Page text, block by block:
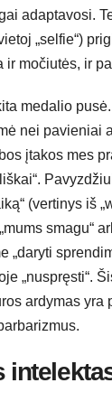
adaptavosi.
„selfie“)
ir močiutės, ir
medalio
nei pavieniai
įtakos mes
(vertinys iš
smagu“
„daryti
„nuspręsti“.
ardymas yra